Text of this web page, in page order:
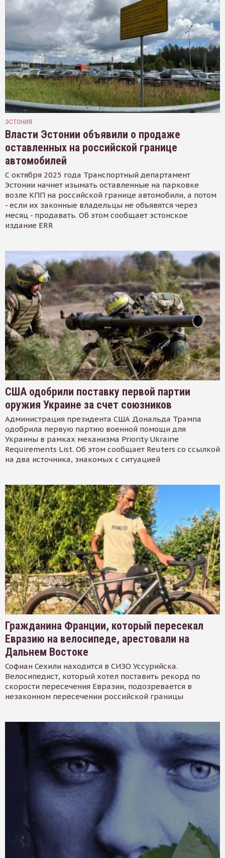
ЭСТОНИЯ
Власти Эстонии объявили о продаже
оставленных на российской границе
автомобилей
С октября 2025 года Транспортный департамент
Эстонии начнет изымать оставленные на парковке
возле КПП на российской границе автомобили, а потом
- если их законные владельцы не объявятся через
месяц - продавать. Об этом сообщает эстонское
издание ERR
США одобрили поставку первой партии
оружия Украине за счет союзников
Администрация президента США Дональда Трампа
одобрила первую партию военной помощи для
Украины в рамках механизма Priority Ukraine
Requirements List. Об этом сообщает Reuters со ссылкой
на два источника, знакомых с ситуацией
Гражданина Франции, который пересекал
Евразию на велосипеде, арестовали на
Дальнем Востоке
Софиан Сехили находится в СИЗО Уссурийска.
Велосипедист, который хотел поставить рекорд по
скорости пересечения Евразии, подозревается в
незаконном пересечении российской границы